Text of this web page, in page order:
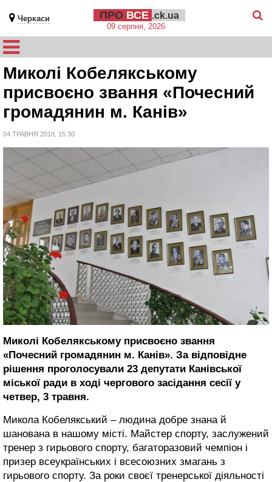
Черкаси ПРО ВСЕ .ck.ua
09 серпня, 2026
Миколі Кобелякському
присвоєно звання «Почесний
громадянин м. Канів»
04 ТРАВНЯ 2018, 15:30
Миколі Кобелякському присвоєно звання
«Почесний громадянин м. Канів». За відповідне
рішення проголосували 23 депутати Канівської
міської ради в ході чергового засідання сесії у
четвер, 3 травня.
Микола Кобелякський – людина добре знана й
шанована в нашому місті. Майстер спорту, заслужений
тренер з гирьового спорту, багаторазовий чемпіон і
призер всеукраїнських і всесоюзних змагань з
гирьового спорту. За роки своєї тренерської діяльності